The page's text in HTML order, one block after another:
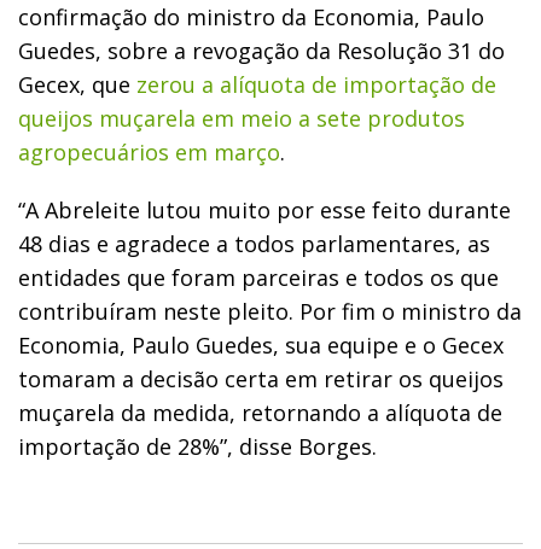
confirmação do ministro da Economia, Paulo
Guedes, sobre a revogação da Resolução 31 do
Gecex, que zerou a alíquota de importação de
queijos muçarela em meio a sete produtos
agropecuários em março.
“A Abreleite lutou muito por esse feito durante
48 dias e agradece a todos parlamentares, as
entidades que foram parceiras e todos os que
contribuíram neste pleito. Por fim o ministro da
Economia, Paulo Guedes, sua equipe e o Gecex
tomaram a decisão certa em retirar os queijos
muçarela da medida, retornando a alíquota de
importação de 28%”, disse Borges.